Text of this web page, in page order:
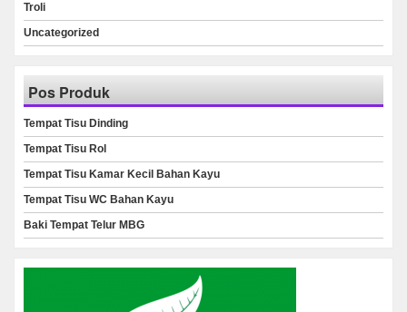
Troli
Uncategorized
Pos Produk
Tempat Tisu Dinding
Tempat Tisu Rol
Tempat Tisu Kamar Kecil Bahan Kayu
Tempat Tisu WC Bahan Kayu
Baki Tempat Telur MBG